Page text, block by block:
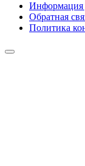
Информация
Обратная
Политика